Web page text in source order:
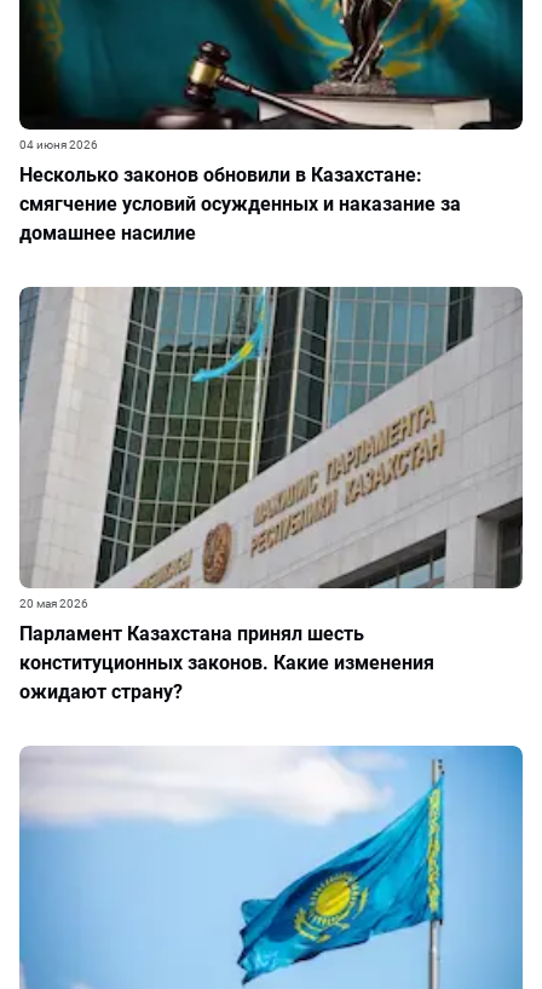
Несколько законов обновили в Казахстане:
смягчение условий осужденных и наказание за
домашнее насилие
04 июня 2026
Парламент Казахстана принял шесть
конституционных законов. Какие изменения
ожидают страну?
20 мая 2026